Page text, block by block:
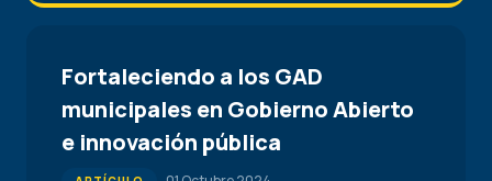
Fortaleciendo a los GAD
municipales en Gobierno Abierto
e innovación pública